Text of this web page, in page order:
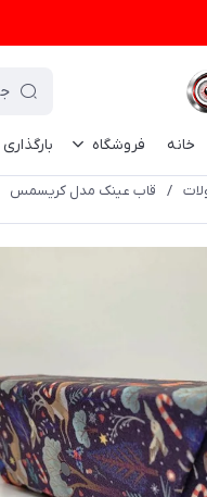
خانه فروشگاه
/ قاب عینک مدل کریسمس